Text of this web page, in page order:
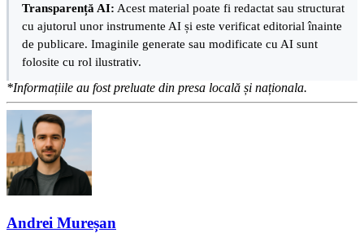
Transparență AI: Acest material poate fi redactat sau structurat
cu ajutorul unor instrumente AI și este verificat editorial înainte
de publicare. Imaginile generate sau modificate cu AI sunt
folosite cu rol ilustrativ.
*Informațiile au fost preluate din presa locală și naționala.
Andrei Mureșan